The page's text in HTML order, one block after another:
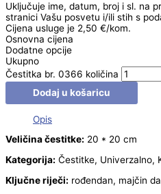
Uključuje ime, datum, broj i sl. na
stranici Vašu posvetu i/ili stih s
Cijena usluge je 2,50 €/kom.
Osnovna cijena
Dodatne opcije
Ukupno
Čestitka br. 0366 količina
Dodaj u košaricu
Opis
Veličina čestitke: 20 * 20 cm
Kategorija: Čestitke, Univerzalno,
Ključne riječi: rođendan, majčin